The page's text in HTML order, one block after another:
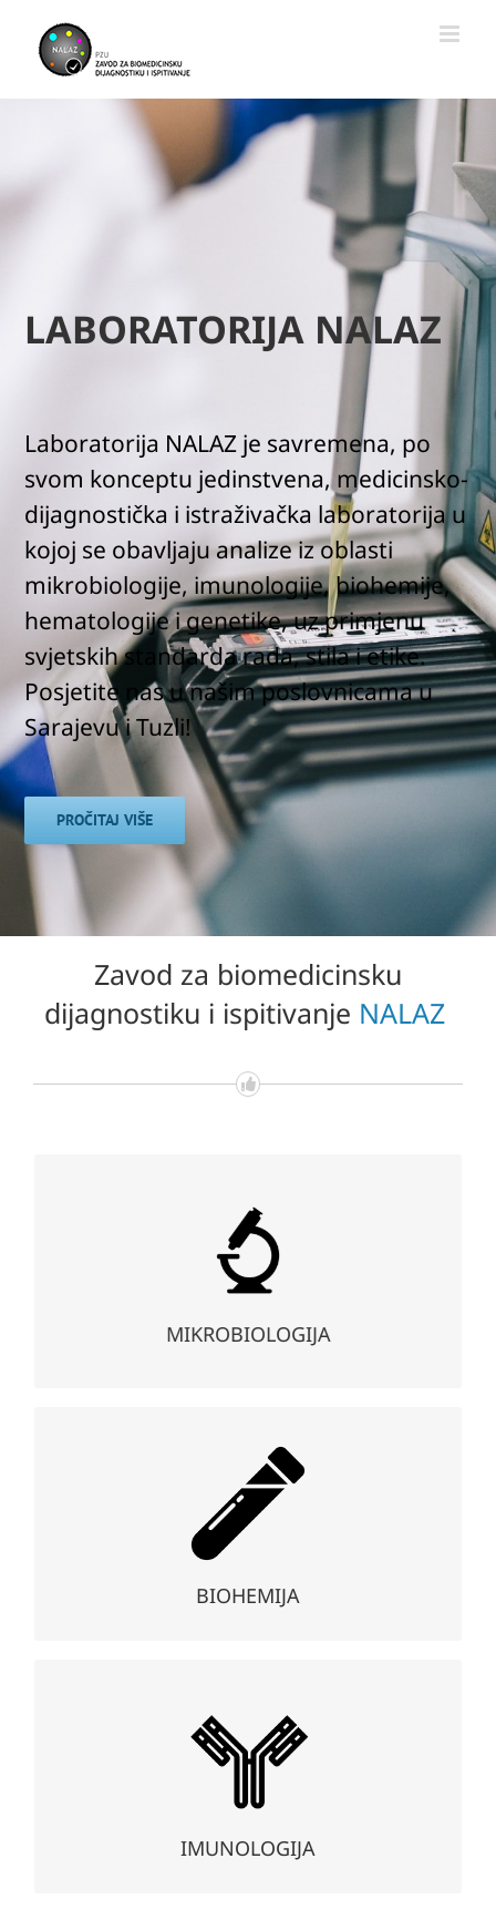
content
LABORATORIJA NALAZ
Laboratorija NALAZ je savremena, po
svom konceptu jedinstvena, medicinsko-
dijagnostička i istraživačka laboratorija u
kojoj se obavljaju analize iz oblasti
mikrobiologije, imunologije, biohemije,
hematologije i genetike, uz primjenu
svjetskih standarda rada, stila i etike.
Posjetite nas u našim poslovnicama u
Sarajevu i Tuzli!
PROČITAJ VIŠE
Zavod za biomedicinsku
dijagnostiku i ispitivanje NALAZ
MIKROBIOLOGIJA
Mikrobiologija
Koristeći se najsavremenijim mikrobiološkim metodama
tačno i brzo otkrivamo i identifikujemo uzročnika bolesti,
vršimo analizu njegovih osobina, uključujući osjetljivosti
BIOHEMIJA
Biohemija
Biohemijskim pregledom krnog seruma, likvora i urina, te
hematološkim pregledom krvnih ćelija, otkrivaju se brojni
poremećaji u radu pojedinih organa, tkiva i ćelija.
IMUNOLOGIJA
Imunologija
Imunološki pregledi su usmjereni na ispitivanje
odbrambenih sposobnosti organizma, kao i na
alergijske i autoimune bolesti i intolerancija na hranu.